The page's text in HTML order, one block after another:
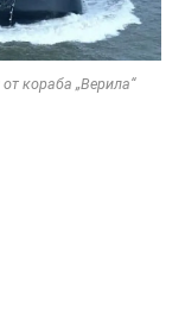
кораба „Верила“